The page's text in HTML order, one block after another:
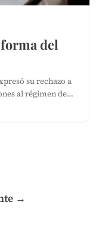
del
su rechazo a
al régimen de…
→